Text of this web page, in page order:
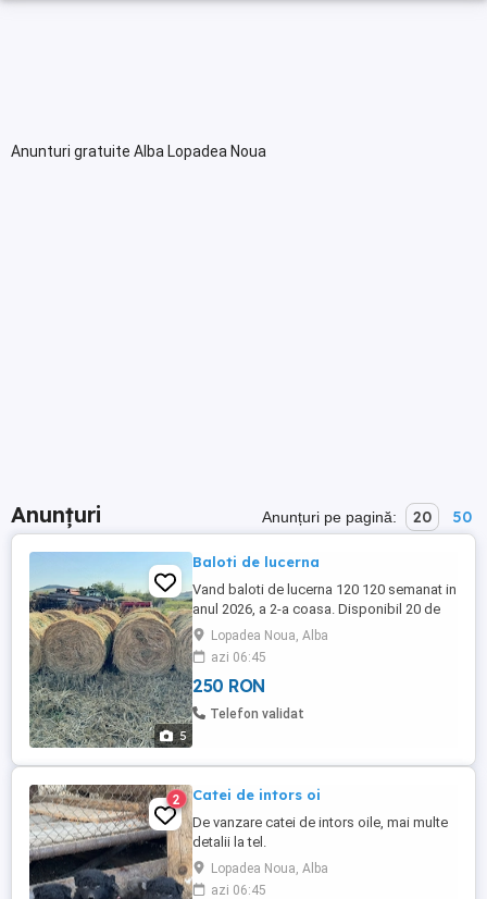
Anunturi gratuite Alba Lopadea Noua
Anunțuri Anunțuri pe pagină: 20 50
5
Baloti de lucerna
Vand baloti de lucerna 120 120 semanat in
anul 2026, a 2-a coasa. Disponibil 20 de
buc. Mai multe detalii la telefon.
Lopadea Noua, Alba
azi 06:45
250 RON
Telefon validat
2 Catei de intors oi
De vanzare catei de intors oile, mai multe
detalii la tel.
Lopadea Noua, Alba
azi 06:45